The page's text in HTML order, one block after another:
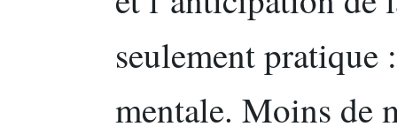
seulement pratique
mentale. Moins de